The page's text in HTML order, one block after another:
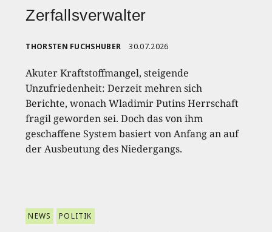
Zerfallsverwalter
THORSTEN FUCHSHUBER 30.07.2026
Akuter Kraftstoffmangel, steigende
Unzufriedenheit: Derzeit mehren sich
Berichte, wonach Wladimir Putins Herrschaft
fragil geworden sei. Doch das von ihm
geschaffene System basiert von Anfang an auf
der Ausbeutung des Niedergangs.
NEWS POLITIK